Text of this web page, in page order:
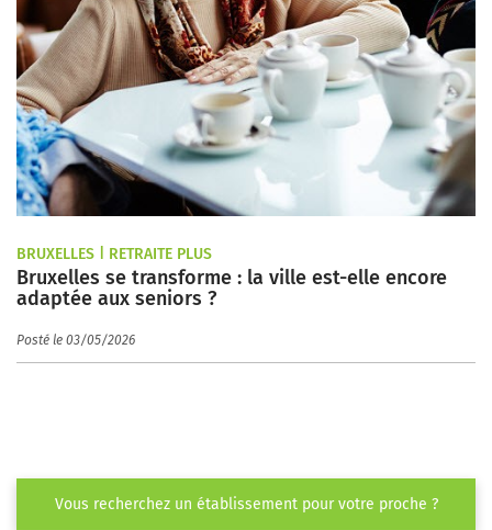
BRUXELLES | RETRAITE PLUS
Bruxelles se transforme : la ville est-elle encore
adaptée aux seniors ?
Posté le 03/05/2026
Vous recherchez un établissement pour votre proche ?